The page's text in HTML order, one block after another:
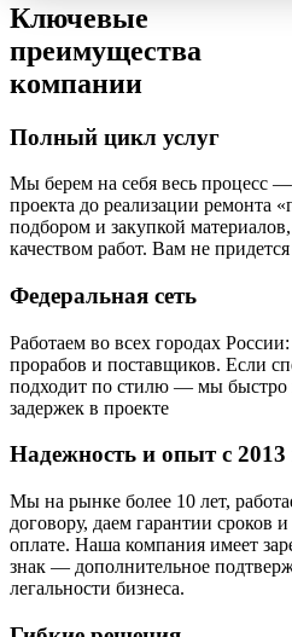
Ключевые
преимущества
компании
Полный цикл услуг
Мы берем на себя весь процесс —
проекта до реализации ремонта
подбором и закупкой
качеством работ. Вам не
Федеральная сеть
Работаем во всех городах
прорабов и поставщиков. Если
подходит по стилю — мы быстро
задержек в проекте
Надежность и опыт с 2013
Мы на рынке более 10 лет,
договору, даем гарантии сроков
оплате. Наша компания имеет
знак — дополнительное
легальности бизнеса.